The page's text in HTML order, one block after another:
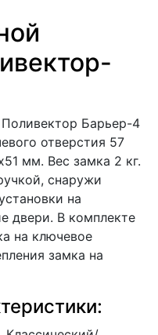
Барьер-4
отверстия 57
мм. Вес замка 2 кг.
снаружи
на
двери. В комплекте
на ключевое
замка на